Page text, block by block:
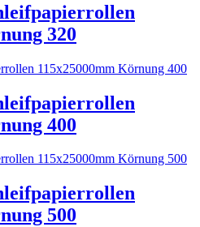
320
400
500